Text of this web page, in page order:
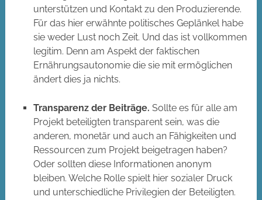
unterstützen und Kontakt zu den Produzierende.
Für das hier erwähnte politisches Geplänkel habe
sie weder Lust noch Zeit. Und das ist vollkommen
legitim. Denn am Aspekt der faktischen
Ernährungsautonomie die sie mit ermöglichen
ändert dies ja nichts.
Transparenz der Beiträge. Sollte es für alle am
Projekt beteiligten transparent sein, was die
anderen, monetär und auch an Fähigkeiten und
Ressourcen zum Projekt beigetragen haben?
Oder sollten diese Informationen anonym
bleiben. Welche Rolle spielt hier sozialer Druck
und unterschiedliche Privilegien der Beteiligten.